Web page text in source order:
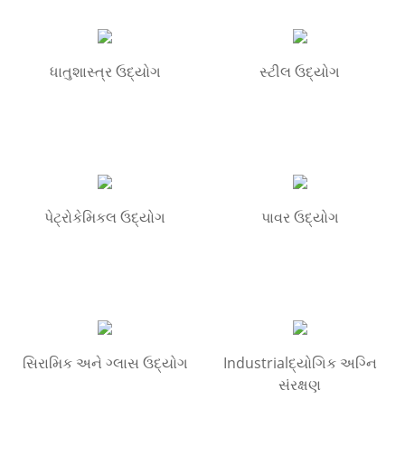
ધાતુશાસ્ત્ર ઉદ્યોગ સ્ટીલ ઉદ્યોગ
પેટ્રોકેમિકલ ઉદ્યોગ પાવર ઉદ્યોગ
સિરામિક અને ગ્લાસ ઉદ્યોગ
Industrialદ્યોગિક અગ્નિ
સંરક્ષણ